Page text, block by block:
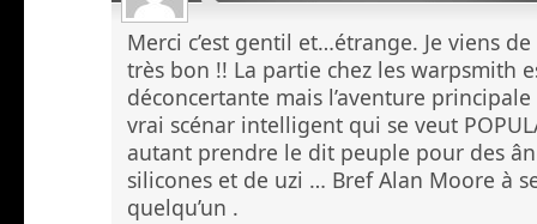
Merci c’est gentil et…étrange. Je viens
très bon !! La partie chez les warpsmith
déconcertante mais l’aventure
vrai scénar intelligent qui se veut
autant prendre le dit peuple pour des
silicones et de uzi … Bref Alan Moore à
quelqu’un .